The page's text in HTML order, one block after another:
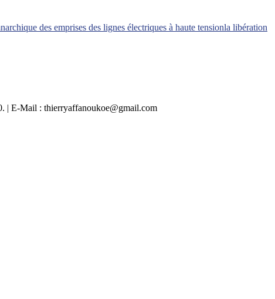
des emprises des lignes électriques à haute tensionla libération
| E-Mail : thierryaffanoukoe@gmail.com